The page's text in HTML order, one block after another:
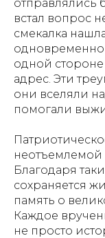
отправлялись
встал вопрос
смекалка
одной
адрес. Эти
они вселяли
помогали
неотъемлемой
Благодаря
сохраняется
память о
Каждое
не просто